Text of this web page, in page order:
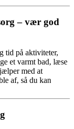
– vær god
tid på aktiviteter,
et varmt bad, læse
med at
af, så du kan